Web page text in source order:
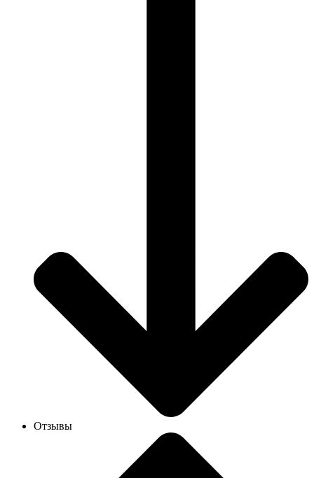
Отзывы